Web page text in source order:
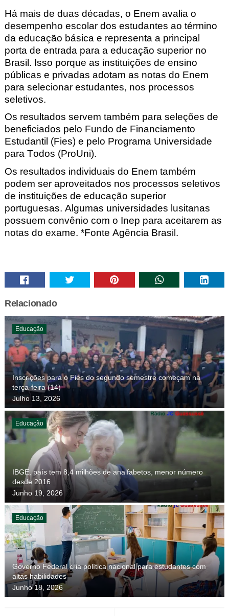
Há mais de duas décadas, o Enem avalia o
desempenho escolar dos estudantes ao término
da educação básica e representa a principal
porta de entrada para a educação superior no
Brasil. Isso porque as instituições de ensino
públicas e privadas adotam as notas do Enem
para selecionar estudantes, nos processos
seletivos.
Os resultados servem também para seleções de
beneficiados pelo Fundo de Financiamento
Estudantil (Fies) e pelo Programa Universidade
para Todos (ProUni).
Os resultados individuais do Enem também
podem ser aproveitados nos processos seletivos
de instituições de educação superior
portuguesas. Algumas universidades lusitanas
possuem convênio com o Inep para aceitarem as
notas do exame. *Fonte Agência Brasil.
Relacionado
Educação
Inscrições para o Fies do segundo semestre começam na
terça-feira (14)
Julho 13, 2026
Educação
IBGE, país tem 8,4 milhões de analfabetos, menor número
desde 2016
Junho 19, 2026
Educação
Governo Federal cria política nacional para estudantes com
altas habilidades
Junho 18, 2026